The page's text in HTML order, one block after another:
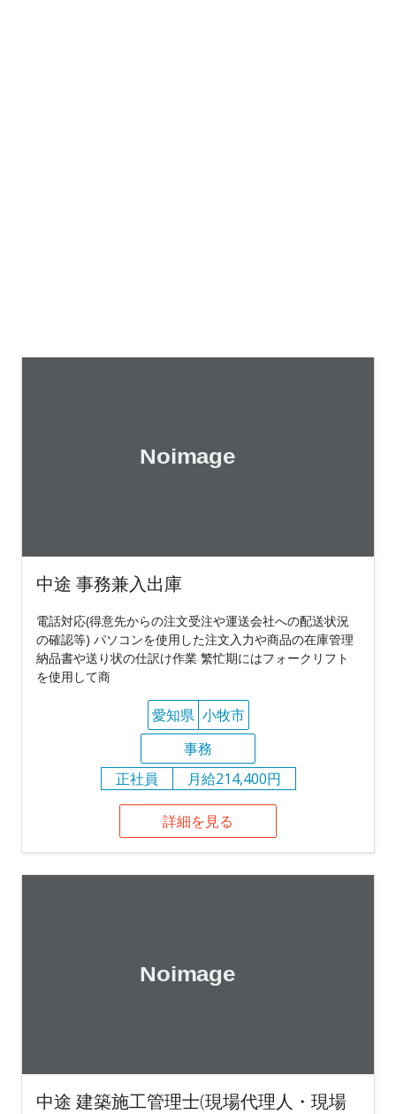
中途 事務兼入出庫
電話対応(得意先からの注文受注や運送会社への配送状況
の確認等) パソコンを使用した注文入力や商品の在庫管理
納品書や送り状の仕訳け作業 繁忙期にはフォークリフト
を使用して商
愛知県 小牧市
事務
正社員
月給214,400円
詳細を見る
中途 建築施工管理士(現場代理人・現場